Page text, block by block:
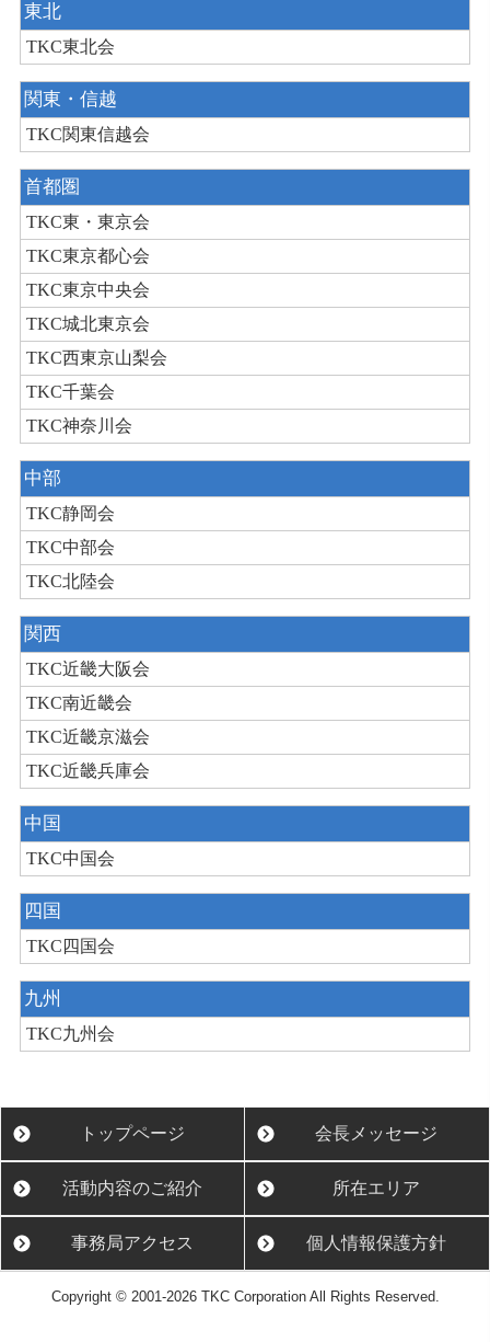
東北
TKC東北会
関東・信越
TKC関東信越会
首都圏
TKC東・東京会
TKC東京都心会
TKC東京中央会
TKC城北東京会
TKC西東京山梨会
TKC千葉会
TKC神奈川会
中部
TKC静岡会
TKC中部会
TKC北陸会
関西
TKC近畿大阪会
TKC南近畿会
TKC近畿京滋会
TKC近畿兵庫会
中国
TKC中国会
四国
TKC四国会
九州
TKC九州会
トップページ 会長メッセージ
活動内容のご紹介 所在エリア
事務局アクセス 個人情報保護方針
Copyright © 2001-2026 TKC Corporation All Rights Reserved.